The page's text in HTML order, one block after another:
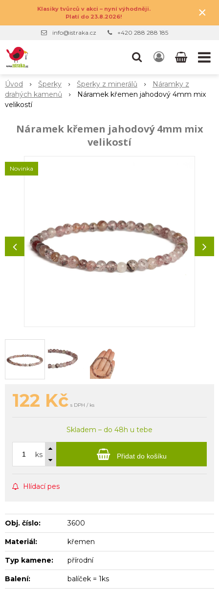
Klasiky tvůrců v akci – nyní výhodněji.
Platí do 23.8.2026!
×
info@istraka.cz +420 288 288 185
Úvod Šperky Šperky z minerálů
Náramky z
drahých kamenů
Náramek křemen jahodový 4mm mix
velikostí
Náramek křemen jahodový 4mm mix
velikostí
Novinka
122 Kč s DPH / ks
Skladem – do 48h u tebe
ks Přidat do košíku
Hlídací pes
Obj. číslo: 3600
Materiál: křemen
Typ kamene: přírodní
Balení: balíček = 1ks